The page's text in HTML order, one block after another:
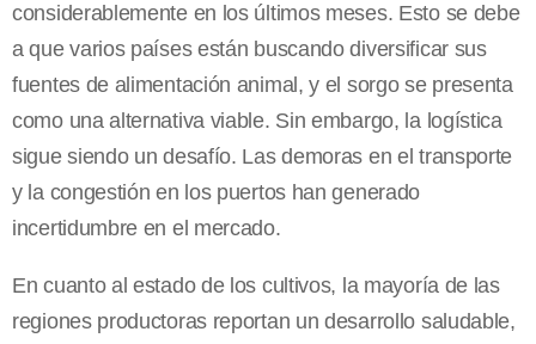
considerablemente en los últimos meses. Esto se debe
a que varios países están buscando diversificar sus
fuentes de alimentación animal, y el sorgo se presenta
como una alternativa viable. Sin embargo, la logística
sigue siendo un desafío. Las demoras en el transporte
y la congestión en los puertos han generado
incertidumbre en el mercado.
En cuanto al estado de los cultivos, la mayoría de las
regiones productoras reportan un desarrollo saludable,